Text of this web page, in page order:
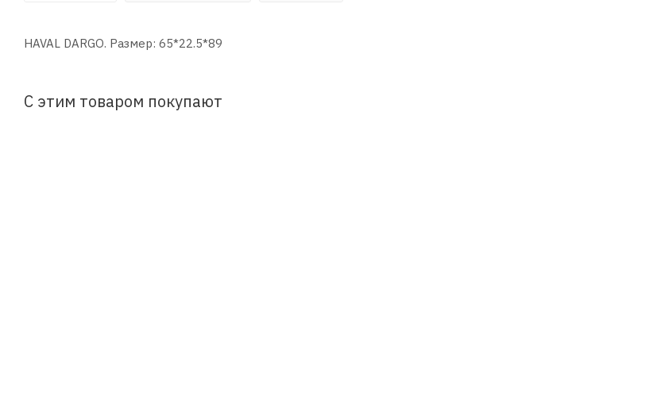
HAVAL DARGO. Размер: 65*22.5*89
С этим товаром покупают